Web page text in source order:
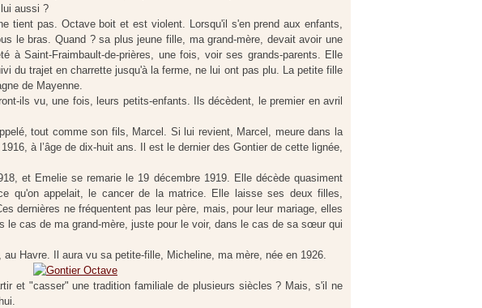
aussi ?
tient pas. Octave boit et est violent. Lorsqu'il s'en prend aux enfants,
le bras. Quand ? sa plus jeune fille, ma grand-mère, devait avoir une
à Saint-Fraimbault-de-prières, une fois, voir ses grands-parents. Elle
du trajet en charrette jusqu'à la ferme, ne lui ont pas plu. La petite fille
de Mayenne.
ils vu, une fois, leurs petits-enfants. Ils décèdent, le premier en avril
tout comme son fils, Marcel. Si lui revient, Marcel, meure dans la
à l’âge de dix-huit ans. Il est le dernier des Gontier de cette lignée,
et Emelie se remarie le 19 décembre 1919. Elle décède quasiment
qu'on appelait, le cancer de la matrice. Elle laisse ses deux filles,
dernières ne fréquentent pas leur père, mais, pour leur mariage, elles
le cas de ma grand-mère, juste pour le voir, dans le cas de sa sœur qui
Havre. Il aura vu sa petite-fille, Micheline, ma mère, née en 1926.
et "casser" une tradition familiale de plusieurs siècles ? Mais, s'il ne